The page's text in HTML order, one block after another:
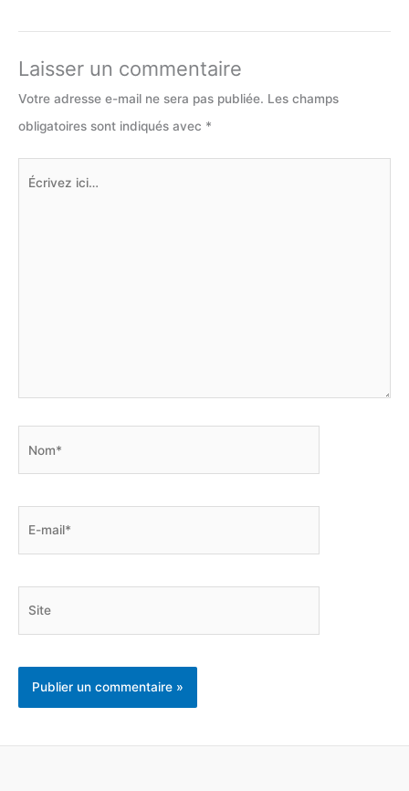
Laisser un commentaire
Votre adresse e-mail ne sera pas publiée. Les champs
obligatoires sont indiqués avec *